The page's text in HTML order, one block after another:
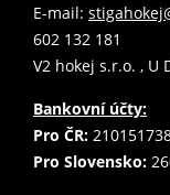
E-mail:
602 132 181
V2 hokej s.r.o. , U
Bankovní účty:
Pro ČR:
Pro Slovensko: